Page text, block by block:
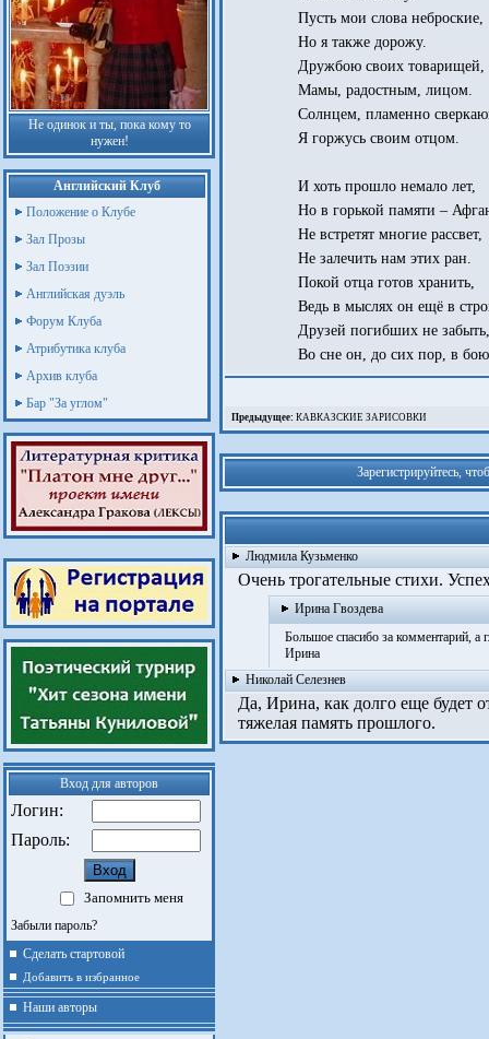
Не одинок и ты, пока кому то
нужен!
Английский Клуб
Положение о Клубе
Зал Прозы
Зал Поэзии
Английская дуэль
Форум Клуба
Атрибутика клуба
Архив клуба
Бар "За углом"
Вход для авторов
Логин:
Пароль:
Запомнить меня
Забыли пароль?
Сделать стартовой
Добавить в избранное
Наши авторы
Пусть мои слова неброские,
Но я также дорожу.
Дружбою своих товарищей,
Мамы, радостным, лицом.
Солнцем, пламенно
Я горжусь своим отцом.
И хоть прошло немало лет,
Но в горькой памяти –
Не встретят многие рассвет,
Не залечить нам этих ран.
Покой отца готов хранить,
Ведь в мыслях он ещё в
Друзей погибших не забыть,
Во сне он, до сих пор, в
Предыдущее: КАВКАЗСКИЕ ЗАРИСОВКИ
Зарегистрируйтесь,
Людмила Кузьменко
Очень трогательные стихи.
Ирина Гвоздева
Большое спасибо за комментарий, а
Ирина
Николай Селезнев
Да, Ирина, как долго еще будет
тяжелая память прошлого.